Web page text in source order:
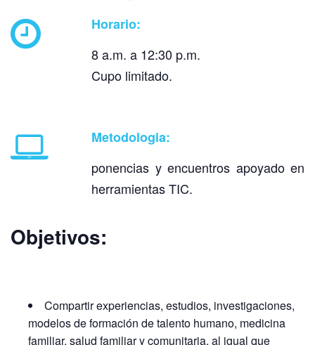
Horario:
8 a.m. a 12:30 p.m.
Cupo limitado.
Metodologia:
ponencias y encuentros apoyado en
herramientas TIC.
Objetivos:
Compartir experiencias, estudios, investigaciones,
modelos de formación de talento humano, medicina
familiar, salud familiar y comunitaria, al igual que